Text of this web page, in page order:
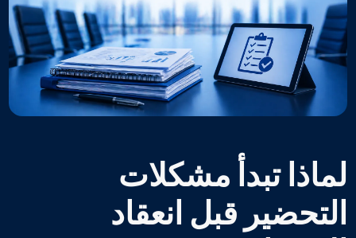
لماذا تبدأ مشكلات
التحضير قبل انعقاد